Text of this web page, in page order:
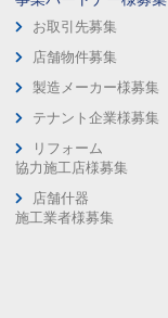
お取引先募集
店舗物件募集
製造メーカー様募集
テナント企業様募集
リフォーム
協力施工店様募集
店舗什器
施工業者様募集